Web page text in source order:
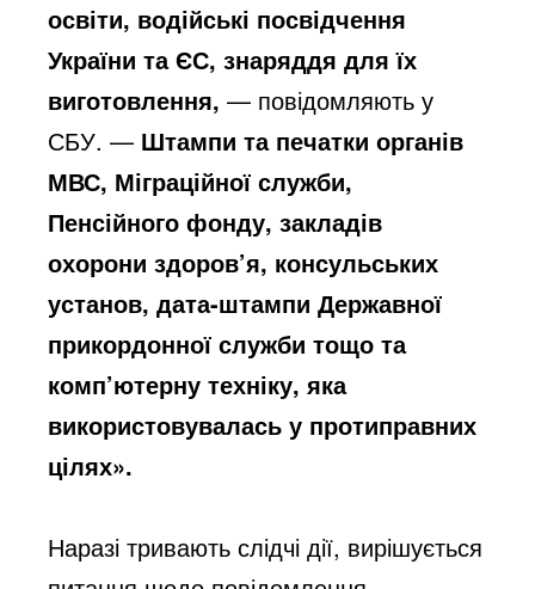
освіти, водійські посвідчення
України та ЄС, знаряддя для їх
виготовлення, — повідомляють у
СБУ. — Штампи та печатки органів
МВС, Міграційної служби,
Пенсійного фонду, закладів
охорони здоров’я, консульських
установ, дата-штампи Державної
прикордонної служби тощо та
комп’ютерну техніку, яка
використовувалась у протиправних
цілях».
Наразі тривають слідчі дії, вирішується